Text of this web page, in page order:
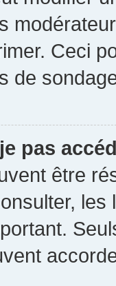
Ceci
de
pas
être